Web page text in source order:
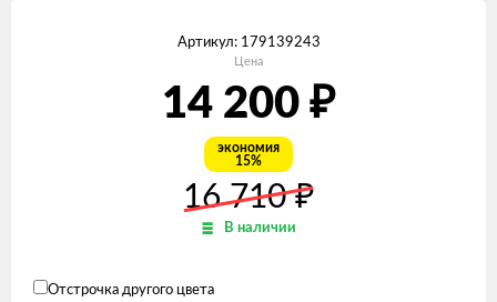
Артикул: 179139243
Цена
14 200 ₽
экономия
15%
16 710₽
В наличии
Отстрочка другого цвета